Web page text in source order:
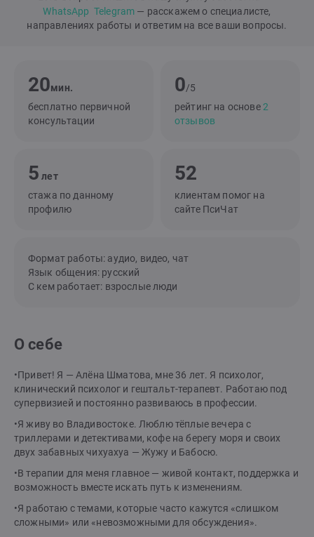
WhatsApp Telegram — расскажем о специалисте,
направлениях работы и ответим на все ваши вопросы.
20мин.
бесплатно первичной
консультации
0/5
рейтинг на основе2
отзывов
5 лет
стажа по данному
профилю
52
клиентам помог на
сайте ПсиЧат
Формат работы: аудио, видео, чат
Язык общения: русский
С кем работает: взрослые люди
О себе
•Привет! Я — Алёна Шматова, мне 36 лет. Я психолог,
клинический психолог и гештальт-терапевт. Работаю под
супервизией и постоянно развиваюсь в профессии.
•Я живу во Владивостоке. Люблю тёплые вечера с
триллерами и детективами, кофе на берегу моря и своих
двух забавных чихуахуа — Жужу и Бабосю.
•В терапии для меня главное — живой контакт, поддержка и
возможность вместе искать путь к изменениям.
•Я работаю с темами, которые часто кажутся «слишком
сложными» или «невозможными для обсуждения».